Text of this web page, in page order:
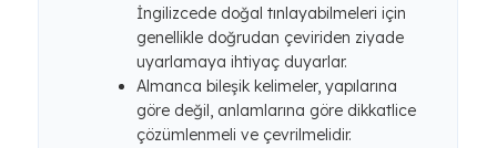
İngilizcede doğal tınlayabilmeleri için
genellikle doğrudan çeviriden ziyade
uyarlamaya ihtiyaç duyarlar.
Almanca bileşik kelimeler, yapılarına
göre değil, anlamlarına göre dikkatlice
çözümlenmeli ve çevrilmelidir.